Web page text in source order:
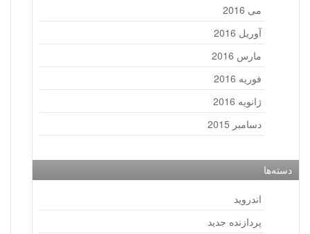
می 2016
آوریل 2016
مارس 2016
فوریه 2016
ژانویه 2016
دسامبر 2015
دسته‌ها
اندروید
پردازنده جدید